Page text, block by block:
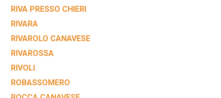
RIVA PRESSO CHIERI
RIVARA
RIVAROLO CANAVESE
RIVAROSSA
RIVOLI
ROBASSOMERO